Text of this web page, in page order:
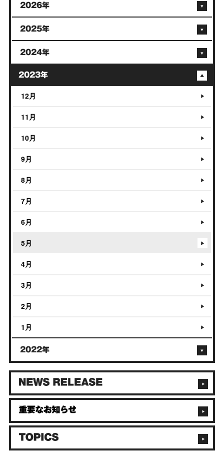
2026年
2025年
2024年
2023年
12月
11月
10月
9月
8月
7月
6月
5月
4月
3月
2月
1月
2022年